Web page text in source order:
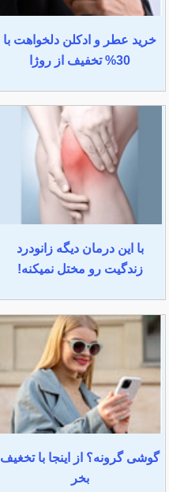
خرید عطر و ادکلن دلخواهت با
30% تخفیف از روژا
با این درمان دیگه زانودرد
زندگیت رو مختل نمیکنه!
گوشی گرونه؟ از اینجا با تخغیف
بخر